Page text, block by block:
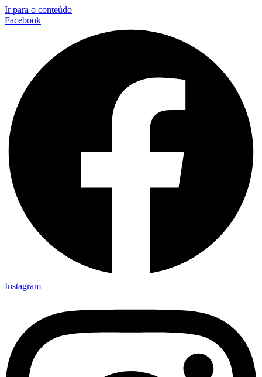
Ir para o conteúdo
Facebook
Instagram